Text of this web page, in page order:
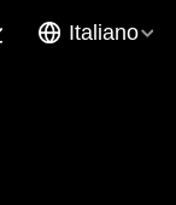
Italiano